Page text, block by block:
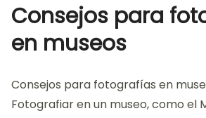
Consejos para
en museos
Consejos para fotografías en
Fotografiar en un museo, como el